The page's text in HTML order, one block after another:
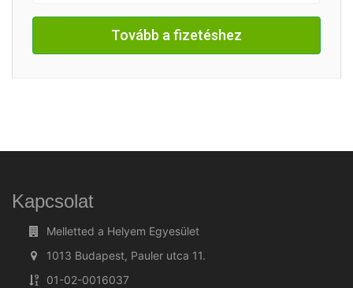
Tovább a fizetéshez
Kapcsolat
Melletted a Helyem Egyesület
1013 Budapest, Pauler utca 11.
01-02-0016037